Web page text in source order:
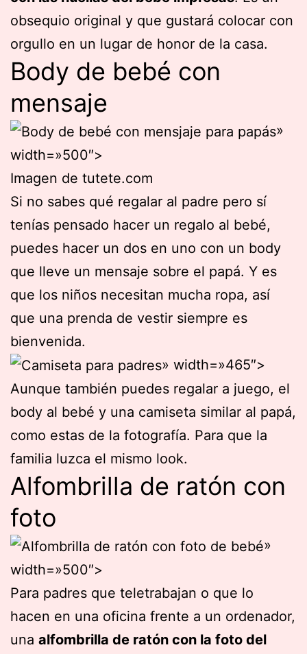
obsequio original y que gustará colocar con
orgullo en un lugar de honor de la casa.
Body de bebé con
mensaje
»
width=»500″>
Imagen de tutete.com
Si no sabes qué regalar al padre pero sí
tenías pensado hacer un regalo al bebé,
puedes hacer un dos en uno con un body
que lleve un mensaje sobre el papá. Y es
que los niños necesitan mucha ropa, así
que una prenda de vestir siempre es
bienvenida.
» width=»465″>
Aunque también puedes regalar a juego, el
body al bebé y una camiseta similar al papá,
como estas de la fotografía. Para que la
familia luzca el mismo look.
Alfombrilla de ratón con
foto
»
width=»500″>
Para padres que teletrabajan o que lo
hacen en una oficina frente a un ordenador,
una alfombrilla de ratón con la foto del